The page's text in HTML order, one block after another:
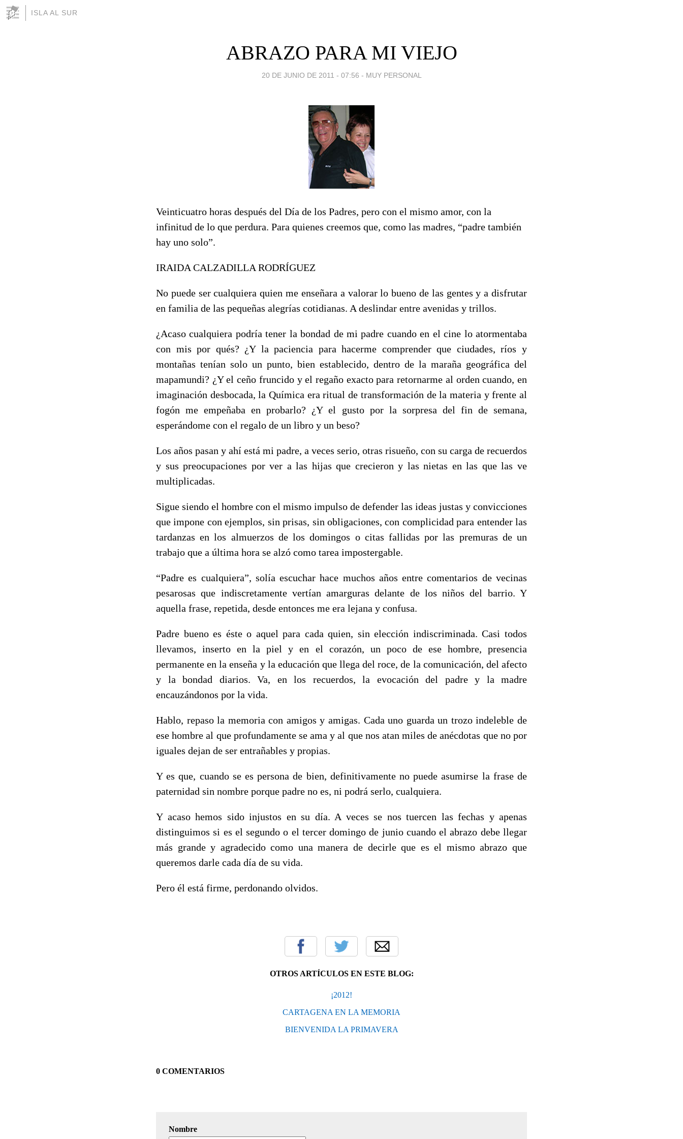
ISLA AL SUR
ABRAZO PARA MI VIEJO
20 DE JUNIO DE 2011 - 07:56 - MUY PERSONAL
Veinticuatro horas después del Día de los Padres, pero con el mismo amor, con la
infinitud de lo que perdura. Para quienes creemos que, como las madres, “padre también
hay uno solo”.
IRAIDA CALZADILLA RODRÍGUEZ
No puede ser cualquiera quien me enseñara a valorar lo bueno de las gentes y a disfrutar
en familia de las pequeñas alegrías cotidianas. A deslindar entre avenidas y trillos.
¿Acaso cualquiera podría tener la bondad de mi padre cuando en el cine lo atormentaba
con mis por qués? ¿Y la paciencia para hacerme comprender que ciudades, ríos y
montañas tenían solo un punto, bien establecido, dentro de la maraña geográfica del
mapamundi? ¿Y el ceño fruncido y el regaño exacto para retornarme al orden cuando, en
imaginación desbocada, la Química era ritual de transformación de la materia y frente al
fogón me empeñaba en probarlo? ¿Y el gusto por la sorpresa del fin de semana,
esperándome con el regalo de un libro y un beso?
Los años pasan y ahí está mi padre, a veces serio, otras risueño, con su carga de recuerdos
y sus preocupaciones por ver a las hijas que crecieron y las nietas en las que las ve
multiplicadas.
Sigue siendo el hombre con el mismo impulso de defender las ideas justas y convicciones
que impone con ejemplos, sin prisas, sin obligaciones, con complicidad para entender las
tardanzas en los almuerzos de los domingos o citas fallidas por las premuras de un
trabajo que a última hora se alzó como tarea impostergable.
“Padre es cualquiera”, solía escuchar hace muchos años entre comentarios de vecinas
pesarosas que indiscretamente vertían amarguras delante de los niños del barrio. Y
aquella frase, repetida, desde entonces me era lejana y confusa.
Padre bueno es éste o aquel para cada quien, sin elección indiscriminada. Casi todos
llevamos, inserto en la piel y en el corazón, un poco de ese hombre, presencia
permanente en la enseña y la educación que llega del roce, de la comunicación, del afecto
y la bondad diarios. Va, en los recuerdos, la evocación del padre y la madre
encauzándonos por la vida.
Hablo, repaso la memoria con amigos y amigas. Cada uno guarda un trozo indeleble de
ese hombre al que profundamente se ama y al que nos atan miles de anécdotas que no por
iguales dejan de ser entrañables y propias.
Y es que, cuando se es persona de bien, definitivamente no puede asumirse la frase de
paternidad sin nombre porque padre no es, ni podrá serlo, cualquiera.
Y acaso hemos sido injustos en su día. A veces se nos tuercen las fechas y apenas
distinguimos si es el segundo o el tercer domingo de junio cuando el abrazo debe llegar
más grande y agradecido como una manera de decirle que es el mismo abrazo que
queremos darle cada día de su vida.
Pero él está firme, perdonando olvidos.
OTROS ARTÍCULOS EN ESTE BLOG:
¡2012!
CARTAGENA EN LA MEMORIA
BIENVENIDA LA PRIMAVERA
0 COMENTARIOS
Nombre